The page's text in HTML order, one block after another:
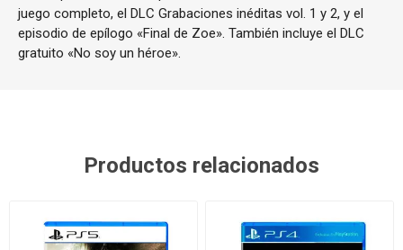
juego completo, el DLC Grabaciones inéditas vol. 1 y 2, y el
episodio de epílogo «Final de Zoe». También incluye el DLC
gratuito «No soy un héroe».
Productos relacionados